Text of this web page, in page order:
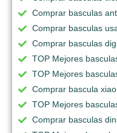
Comprar basculas
Comprar basculas
Comprar basculas
TOP Mejores
TOP Mejores
Comprar bascula
TOP Mejores
Comprar basculas